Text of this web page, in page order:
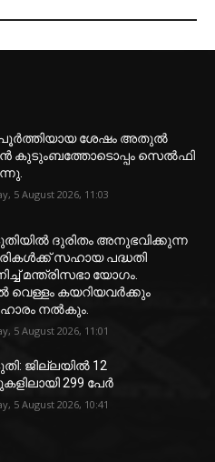
ശേഷം അതുൽ
കുടുംബത്തോടൊപ്പം സെൽഫി
5 August 2026, 11:03
ദുരിതം അനുഭവിക്കുന്ന
സഹായ പദ്ധതി
മന്ത്രിസഭാ യോഗം.
വെള്ളം കയറിയവർക്കും
നൽകും.
5 August 2026, 11:01
ജില്ലയിൽ 12
299 പേർ
5 August 2026, 10:41